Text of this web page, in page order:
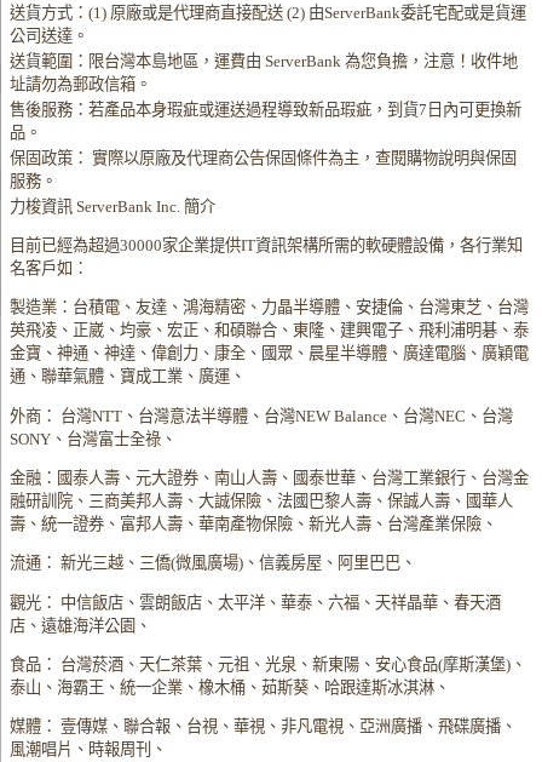
送貨方式：(1) 原廠或是代理商直接配送 (2) 由ServerBank委託宅配或是貨運
公司送達。
送貨範圍：限台灣本島地區，運費由 ServerBank 為您負擔，注意！收件地
址請勿為郵政信箱。
售後服務：若產品本身瑕疵或運送過程導致新品瑕疵，到貨7日內可更換新
品。
保固政策： 實際以原廠及代理商公告保固條件為主，查閱購物說明與保固
服務。
力梭資訊 ServerBank Inc. 簡介
目前已經為超過30000家企業提供IT資訊架構所需的軟硬體設備，各行業知
名客戶如：
製造業：台積電、友達、鴻海精密、力晶半導體、安捷倫、台灣東芝、台灣
英飛凌、正崴、均豪、宏正、和碩聯合、東隆、建興電子、飛利浦明碁、泰
金寶、神通、神達、偉創力、康全、國眾、晨星半導體、廣達電腦、廣穎電
通、聯華氣體、寶成工業、廣運、
外商： 台灣NTT、台灣意法半導體、台灣NEW Balance、台灣NEC、台灣
SONY、台灣富士全祿、
金融：國泰人壽、元大證券、南山人壽、國泰世華、台灣工業銀行、台灣金
融研訓院、三商美邦人壽、大誠保險、法國巴黎人壽、保誠人壽、國華人
壽、統一證券、富邦人壽、華南產物保險、新光人壽、台灣產業保險、
流通： 新光三越、三僑(微風廣場)、信義房屋、阿里巴巴、
觀光： 中信飯店、雲朗飯店、太平洋、華泰、六福、天祥晶華、春天酒
店、遠雄海洋公園、
食品： 台灣菸酒、天仁茶葉、元祖、光泉、新東陽、安心食品(摩斯漢堡)、
泰山、海霸王、統一企業、橡木桶、茹斯葵、哈跟達斯冰淇淋、
媒體： 壹傳媒、聯合報、台視、華視、非凡電視、亞洲廣播、飛碟廣播、
風潮唱片、時報周刊、